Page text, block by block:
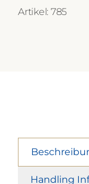
Artikel: 785
Handling